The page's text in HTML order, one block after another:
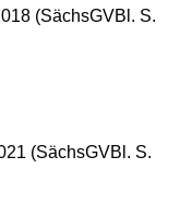
(SächsGVBl. S.
(SächsGVBl. S.